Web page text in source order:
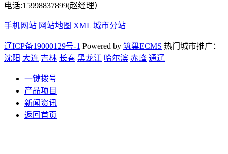
电话:15998837899(赵经理）
手机网站 网站地图 XML 城市分站
辽ICP备19000129号-1 Powered by 筑巢ECMS 热门城市推广：
沈阳 大连 吉林 长春 黑龙江 哈尔滨 赤峰 通辽
一键拨号
产品项目
新闻资讯
返回首页